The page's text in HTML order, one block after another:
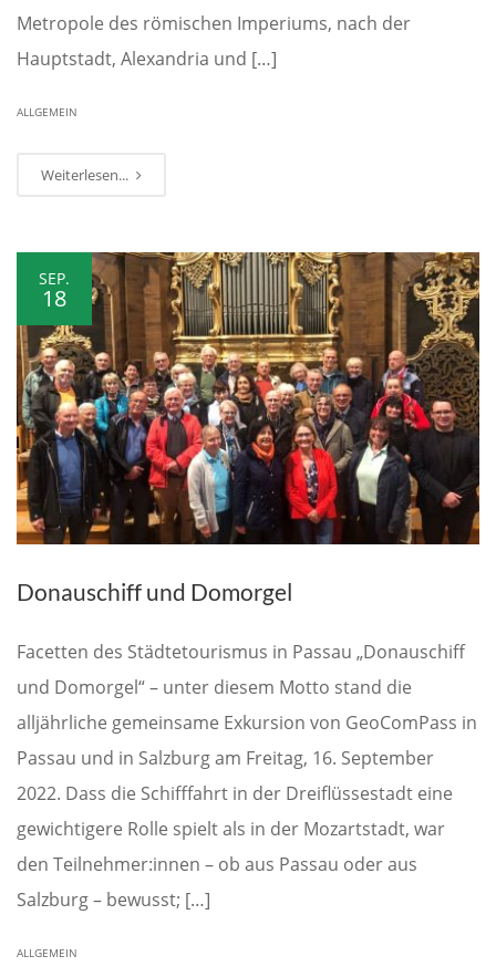
Metropole des römischen Imperiums, nach der
Hauptstadt, Alexandria und […]
ALLGEMEIN
Weiterlesen...
SEP.
18
Donauschiff und Domorgel
Facetten des Städtetourismus in Passau „Donauschiff
und Domorgel“ – unter diesem Motto stand die
alljährliche gemeinsame Exkursion von GeoComPass in
Passau und in Salzburg am Freitag, 16. September
2022. Dass die Schifffahrt in der Dreiflüssestadt eine
gewichtigere Rolle spielt als in der Mozartstadt, war
den Teilnehmer:innen – ob aus Passau oder aus
Salzburg – bewusst; […]
ALLGEMEIN